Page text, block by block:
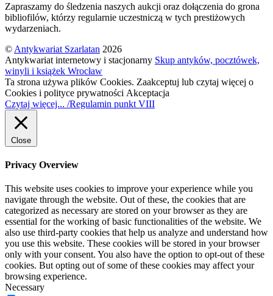
Zapraszamy do śledzenia naszych aukcji oraz dołączenia do grona
bibliofilów, którzy regularnie uczestniczą w tych prestiżowych
wydarzeniach.
© Antykwariat Szarlatan 2026
Antykwariat internetowy i stacjonarny Skup antyków, pocztówek,
winyli i książek Wrocław
Ta strona używa plików Cookies. Zaakceptuj lub czytaj więcej o
Cookies i polityce prywatności Akceptacja
Czytaj więcej... /Regulamin punkt VIII
Close
Privacy Overview
This website uses cookies to improve your experience while you
navigate through the website. Out of these, the cookies that are
categorized as necessary are stored on your browser as they are
essential for the working of basic functionalities of the website. We
also use third-party cookies that help us analyze and understand how
you use this website. These cookies will be stored in your browser
only with your consent. You also have the option to opt-out of these
cookies. But opting out of some of these cookies may affect your
browsing experience.
Necessary